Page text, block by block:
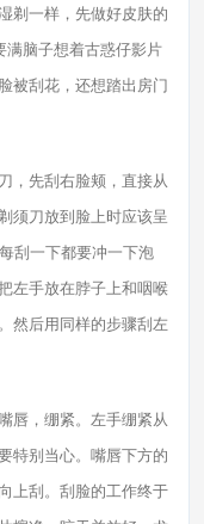
剃一样，先做好皮肤的
满脑子想着古惑仔影片
被刮花，还想踏出房门
先刮右脸颊，直接从
须刀放到脸上时应该呈
刮一下都要冲一下泡
左手放在脖子上和咽喉
然后用同样的步骤刮左
，绷紧。左手绷紧从
特别当心。嘴唇下方的
上刮。刮脸的工作终于